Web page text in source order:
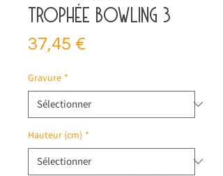
Trophée bowling 3
37,45 €
Gravure *
Hauteur (cm) *